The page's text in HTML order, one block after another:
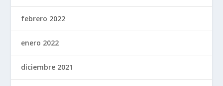
febrero 2022
enero 2022
diciembre 2021